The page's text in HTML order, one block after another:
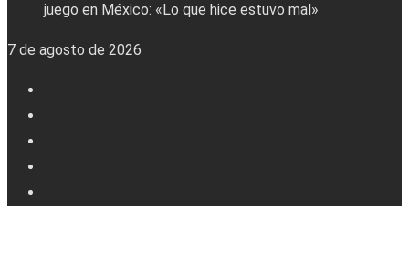
juego en México: «Lo que hice estuvo mal»
7 de agosto de 2026